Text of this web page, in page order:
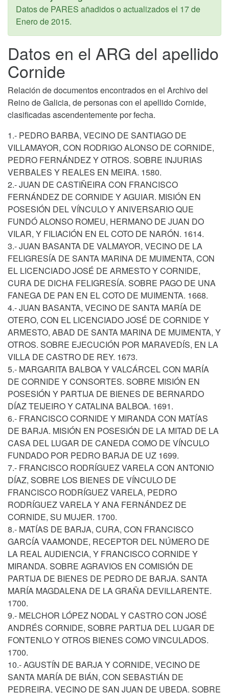
Datos de PARES añadidos o actualizados el 17 de
Enero de 2015.
Datos en el ARG del apellido
Cornide
Relación de documentos encontrados en el Archivo del
Reino de Galicia, de personas con el apellido Cornide,
clasificadas ascendentemente por fecha.
1.- PEDRO BARBA, VECINO DE SANTIAGO DE
VILLAMAYOR, CON RODRIGO ALONSO DE CORNIDE,
PEDRO FERNÁNDEZ Y OTROS. SOBRE INJURIAS
VERBALES Y REALES EN MEIRA. 1580.
2.- JUAN DE CASTIÑEIRA CON FRANCISCO
FERNÁNDEZ DE CORNIDE Y AGUIAR. MISIÓN EN
POSESIÓN DEL VÍNCULO Y ANIVERSARIO QUE
FUNDÓ ALONSO ROMEU, HERMANO DE JUAN DO
VILAR, Y FILIACIÓN EN EL COTO DE NARÓN. 1614.
3.- JUAN BASANTA DE VALMAYOR, VECINO DE LA
FELIGRESÍA DE SANTA MARINA DE MUIMENTA, CON
EL LICENCIADO JOSÉ DE ARMESTO Y CORNIDE,
CURA DE DICHA FELIGRESÍA. SOBRE PAGO DE UNA
FANEGA DE PAN EN EL COTO DE MUIMENTA. 1668.
4.- JUAN BASANTA, VECINO DE SANTA MARÍA DE
OTERO, CON EL LICENCIADO JOSÉ DE CORNIDE Y
ARMESTO, ABAD DE SANTA MARINA DE MUIMENTA, Y
OTROS. SOBRE EJECUCIÓN POR MARAVEDÍS, EN LA
VILLA DE CASTRO DE REY. 1673.
5.- MARGARITA BALBOA Y VALCÁRCEL CON MARÍA
DE CORNIDE Y CONSORTES. SOBRE MISIÓN EN
POSESIÓN Y PARTIJA DE BIENES DE BERNARDO
DÍAZ TEIJEIRO Y CATALINA BALBOA. 1691.
6.- FRANCISCO CORNIDE Y MIRANDA CON MATÍAS
DE BARJA. MISIÓN EN POSESIÓN DE LA MITAD DE LA
CASA DEL LUGAR DE CANEDA COMO DE VÍNCULO
FUNDADO POR PEDRO BARJA DE UZ 1699.
7.- FRANCISCO RODRÍGUEZ VARELA CON ANTONIO
DÍAZ, SOBRE LOS BIENES DE VÍNCULO DE
FRANCISCO RODRÍGUEZ VARELA, PEDRO
RODRÍGUEZ VARELA Y ANA FERNÁNDEZ DE
CORNIDE, SU MUJER. 1700.
8.- MATÍAS DE BARJA, CURA, CON FRANCISCO
GARCÍA VAAMONDE, RECEPTOR DEL NÚMERO DE
LA REAL AUDIENCIA, Y FRANCISCO CORNIDE Y
MIRANDA. SOBRE AGRAVIOS EN COMISIÓN DE
PARTIJA DE BIENES DE PEDRO DE BARJA. SANTA
MARÍA MAGDALENA DE LA GRAÑA DEVILLARENTE.
1700.
9.- MELCHOR LÓPEZ NODAL Y CASTRO CON JOSÉ
ANDRÉS CORNIDE, SOBRE PARTIJA DEL LUGAR DE
FONTENLO Y OTROS BIENES COMO VINCULADOS.
1700.
10.- AGUSTÍN DE BARJA Y CORNIDE, VECINO DE
SANTA MARÍA DE BIÁN, CON SEBASTIÁN DE
PEDREIRA, VECINO DE SAN JUAN DE UBEDA. SOBRE